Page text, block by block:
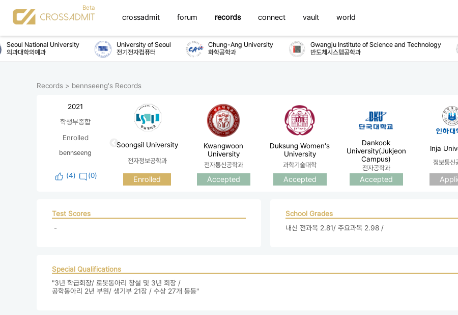
crossadmit forum records connect vault world
Seoul National University
의과대학의예과
University of Seoul
전기전자컴퓨터
Chung-Ang University
화학공학과
Gwangju Institute of Science and Technology
반도체시스템공학과
Records > bennseeng's Records
2021
학생부종합
Enrolled
bennseeng
(4) (0)
Soongsil University
전자정보공학과
Enrolled
Kwangwoon
University
전자통신공학과
Accepted
Duksung Women's
University
과학기술대학
Accepted
Dankook
University(Jukjeon
Campus)
전자공학과
Accepted
Inja
정보통신
Test Scores
-
School Grades
내신 전과목 2.81/ 주요과목 2.98 /
Special Qualifications
"3년 학급회장/ 로봇동아리 창설 및 3년 회장 /
공학동아리 2년 부원/ 생기부 21장 / 수상 27개 등등"